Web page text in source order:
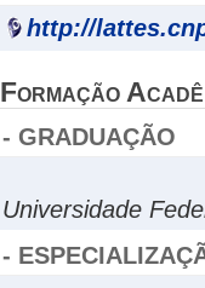
http://
Formação
- GRADUAÇÃO
Universidade
-